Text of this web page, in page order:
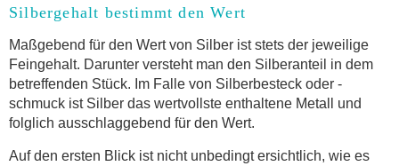
Silbergehalt bestimmt den Wert
Maßgebend für den Wert von Silber ist stets der jeweilige
Feingehalt. Darunter versteht man den Silberanteil in dem
betreffenden Stück. Im Falle von Silberbesteck oder -
schmuck ist Silber das wertvollste enthaltene Metall und
folglich ausschlaggebend für den Wert.
Auf den ersten Blick ist nicht unbedingt ersichtlich, wie es